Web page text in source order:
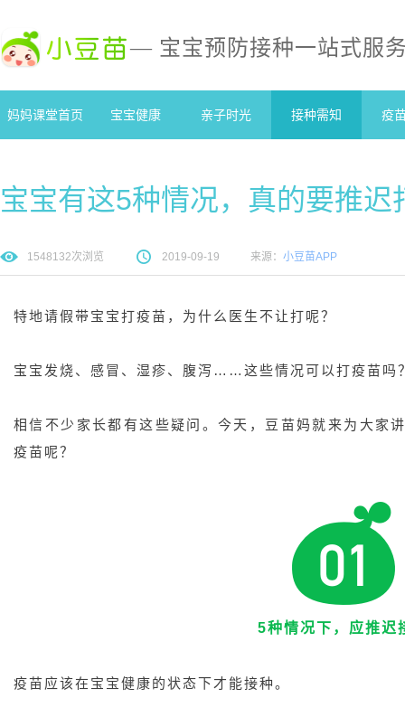
— 宝宝预防接种一站式服
妈妈课堂首页 宝宝健康 亲子时光 接种需知 疫
宝宝有这5种情况，真的要推迟
1548132次浏览 2019-09-19 来源： 小豆苗APP
特地请假带宝宝打疫苗，为什么医生不让打呢？
宝宝发烧、感冒、湿疹、腹泻……这些情况可以打疫苗吗
相信不少家长都有这些疑问。今天，豆苗妈就来为大家
疫苗呢？
5种情况下，应推迟
疫苗应该在宝宝健康的状态下才能接种。